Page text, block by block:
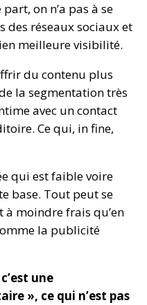
on n’a pas à se
des réseaux sociaux et
meilleure visibilité.
du contenu plus
la segmentation très
avec un contact
Ce qui, in fine,
qui est faible voire
base. Tout peut se
à moindre frais qu’en
la publicité
une
», ce qui n’est pas